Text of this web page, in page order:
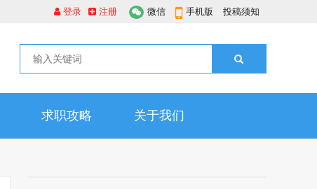
登录 注册 微信 手机版 投稿须知
求职攻略 关于我们